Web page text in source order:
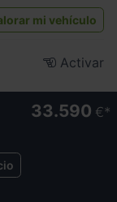
mi vehículo
Activar
33.590 €